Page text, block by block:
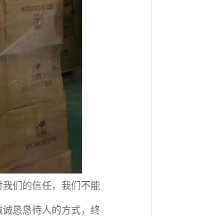
们的信任，我们不能
恳恳待人的方式，终